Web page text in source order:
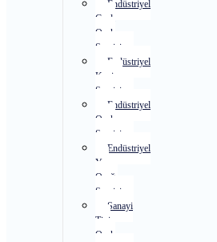
Endüstriyel
Gazlı
Ocak
Servisi
Endüstriyel
Kuzine
Servisi
Endüstriyel
Ocak
Servisi
Endüstriyel
Yer
Ocağı
Servisi
Sanayi
Tipi
Ocak